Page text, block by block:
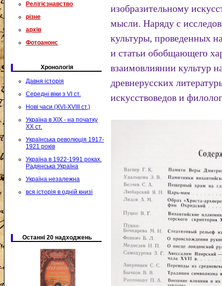
Релігієзнавство
різне
архів
Фотоанонс
Хронологія
Давня історія
Середні віки з VI ст.
Нові часи (XVI-XVIII ст.)
Україна в XIX - на початку
XX ст.
Українська революція 1917-
1921 років
Україна в 1922-1991 роках.
Радянська Україна
Україна незалежна
вся історія в одній книзі
Останні 20 надходжень
изобразительному
мысли. Наряду с
культуры, проведенных
и статьи обобщающего
взаимовлиянии культур
древнерусских
искусствоведов и